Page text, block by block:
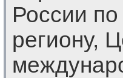
России
региону,